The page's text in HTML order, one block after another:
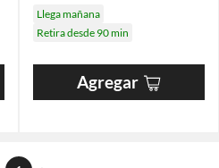
Llega mañana
Retira desde 90 min
Agregar